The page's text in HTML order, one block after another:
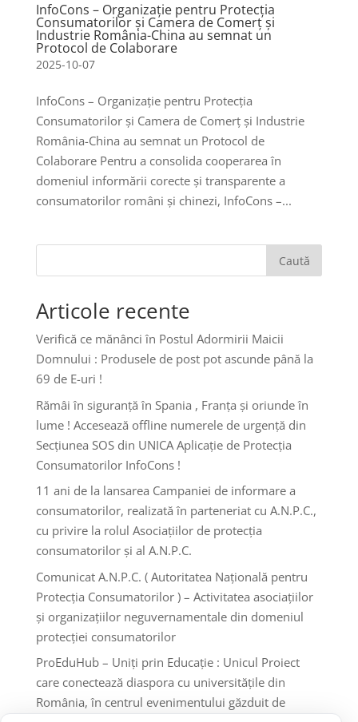
InfoCons – Organizație pentru Protecția
Consumatorilor și Camera de Comerț și
Industrie România-China au semnat un
Protocol de Colaborare
2025-10-07
InfoCons – Organizație pentru Protecția
Consumatorilor și Camera de Comerț și Industrie
România-China au semnat un Protocol de
Colaborare Pentru a consolida cooperarea în
domeniul informării corecte și transparente a
consumatorilor români și chinezi, InfoCons –...
Caută
Articole recente
Verifică ce mănânci în Postul Adormirii Maicii
Domnului : Produsele de post pot ascunde până la
69 de E-uri !
Rămâi în siguranță în Spania , Franța și oriunde în
lume ! Accesează offline numerele de urgență din
Secțiunea SOS din UNICA Aplicație de Protecția
Consumatorilor InfoCons !
11 ani de la lansarea Campaniei de informare a
consumatorilor, realizată în parteneriat cu A.N.P.C.,
cu privire la rolul Asociațiilor de protecția
consumatorilor și al A.N.P.C.
Comunicat A.N.P.C. ( Autoritatea Națională pentru
Protecția Consumatorilor ) – Activitatea asociațiilor
și organizațiilor neguvernamentale din domeniul
protecției consumatorilor
ProEduHub – Uniți prin Educație : Unicul Proiect
care conectează diaspora cu universitățile din
România, în centrul evenimentului găzduit de